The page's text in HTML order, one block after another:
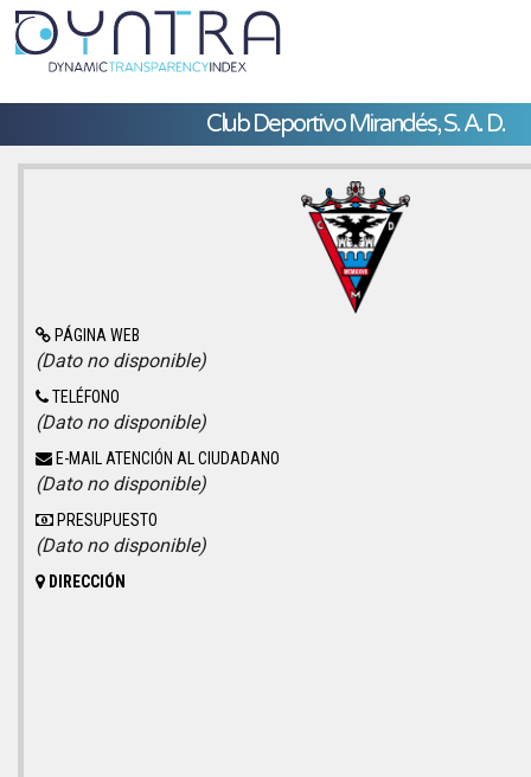
Club Deportivo Mirandés, S. A. D.
PÁGINA WEB
(Dato no disponible)
TELÉFONO
(Dato no disponible)
E-MAIL ATENCIÓN AL CIUDADANO
(Dato no disponible)
PRESUPUESTO
(Dato no disponible)
DIRECCIÓN